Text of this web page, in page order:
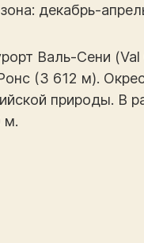
декабрь-
Валь-Сени
(3 612 м).
природы. В
м.